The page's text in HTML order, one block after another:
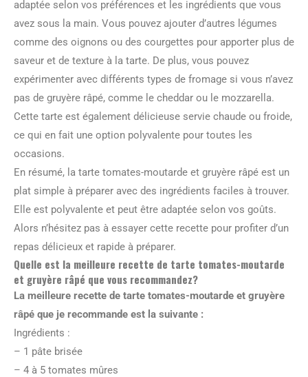
adaptée selon vos préférences et les ingrédients que vous
avez sous la main. Vous pouvez ajouter d’autres légumes
comme des oignons ou des courgettes pour apporter plus de
saveur et de texture à la tarte. De plus, vous pouvez
expérimenter avec différents types de fromage si vous n’avez
pas de gruyère râpé, comme le cheddar ou le mozzarella.
Cette tarte est également délicieuse servie chaude ou froide,
ce qui en fait une option polyvalente pour toutes les
occasions.
En résumé, la tarte tomates-moutarde et gruyère râpé est un
plat simple à préparer avec des ingrédients faciles à trouver.
Elle est polyvalente et peut être adaptée selon vos goûts.
Alors n’hésitez pas à essayer cette recette pour profiter d’un
repas délicieux et rapide à préparer.
Quelle est la meilleure recette de tarte tomates-moutarde
et gruyère râpé que vous recommandez?
La meilleure recette de tarte tomates-moutarde et gruyère
râpé que je recommande est la suivante :
Ingrédients :
– 1 pâte brisée
– 4 à 5 tomates mûres